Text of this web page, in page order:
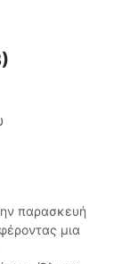
παρασκευή
μια